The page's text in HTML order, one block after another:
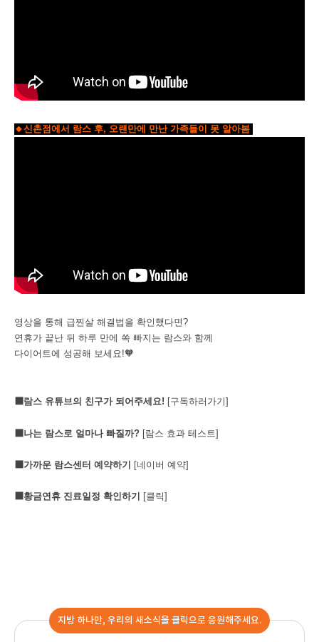
🔸신촌점에서 람스 후, 오랜만에 만난 가족들이 못 알아봄
영상을 통해 급찐살 해결법을 확인했다면?
연휴가 끝난 뒤 하루 만에 쏙 빠지는 람스와 함께
다이어트에 성공해 보세요!🧡
⬛람스 유튜브의 친구가 되어주세요! [구독하러가기]
나는 람스로 얼마나 빠질까? [람스 효과 테스트]
⬛가까운 람스센터 예약하기 [네이버 예약]
⬛황금연휴 진료일정 확인하기 [클릭]
지방 하나만, 우리의 새소식을 클릭으로 응원해주세요.